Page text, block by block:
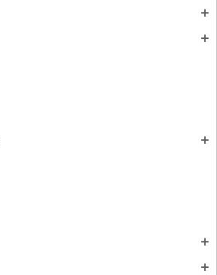
add
add
add
add
add